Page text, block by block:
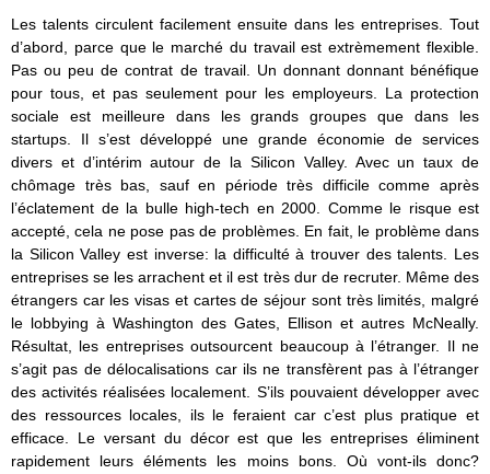
Les talents circulent facilement ensuite dans les entreprises. Tout
d’abord, parce que le marché du travail est extrèmement flexible.
Pas ou peu de contrat de travail. Un donnant donnant bénéfique
pour tous, et pas seulement pour les employeurs. La protection
sociale est meilleure dans les grands groupes que dans les
startups. Il s’est développé une grande économie de services
divers et d’intérim autour de la Silicon Valley. Avec un taux de
chômage très bas, sauf en période très difficile comme après
l’éclatement de la bulle high-tech en 2000. Comme le risque est
accepté, cela ne pose pas de problèmes. En fait, le problème dans
la Silicon Valley est inverse: la difficulté à trouver des talents. Les
entreprises se les arrachent et il est très dur de recruter. Même des
étrangers car les visas et cartes de séjour sont très limités, malgré
le lobbying à Washington des Gates, Ellison et autres McNeally.
Résultat, les entreprises outsourcent beaucoup à l’étranger. Il ne
s’agit pas de délocalisations car ils ne transfèrent pas à l’étranger
des activités réalisées localement. S’ils pouvaient développer avec
des ressources locales, ils le feraient car c’est plus pratique et
efficace. Le versant du décor est que les entreprises éliminent
rapidement leurs éléments les moins bons. Où vont-ils donc?